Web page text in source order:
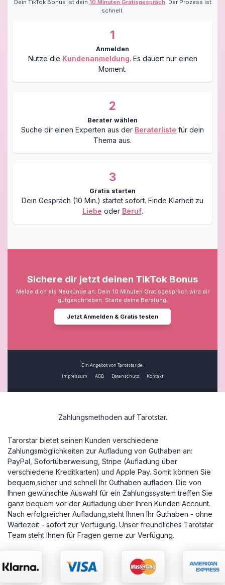
Dein TikTok Bonus ist dein 10 Minuten Gratisgespräch. Der Prozess ist
schnell.
1
Anmelden
Nutze die Kundenanmeldung. Es dauert nur einen
Moment.
2
Berater wählen
Suche dir einen Experten aus der Beraterliste für dein
Thema aus.
3
Gratis starten
Dein Gespräch (10 Min.) startet sofort. Finde Klarheit zu
Liebe oder Beruf.
Sichere dir jetzt deinen TikTok Bonus
Melde dich als Neukunde an. Dein 10 Minuten Gratisgespräch wird dir
gutgeschrieben. Starte deine Beratung.
Jetzt Anmelden & Gratis testen
Ein Angebot von Tarotstar.de.
Impressum AGB Datenschutz Kontakt
Zahlungsmethoden auf Tarotstar.
Tarorstar bietet seinen Kunden verschiedene
Zahlungsmöglichkeiten zur Aufladung von Guthaben an:
PayPal, Sofortüberweisung, Stripe (Aufladung über
verschiedene Kreditkarten) und Apple Pay. Somit können Sie
bequem,sicher und schnell Ihr Guthaben aufladen. Die von
Ihnen gewünschte Auswahl für ein Zahlungssystem treffen Sie
ganz bequem vor der Aufladung über Ihren Kunden Account.
Nach erfolgreicher Aufladung,steht Ihnen Ihr Guthaben - ohne
Wartezeit - sofort zur Verfügung. Unser freundliches Tarotstar
Team steht Ihnen für Fragen gerne zur Verfügung.